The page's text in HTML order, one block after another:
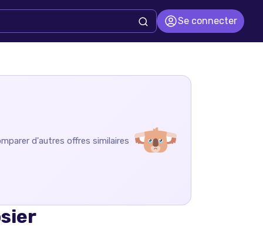
Se connecter
d'autres offres similaires